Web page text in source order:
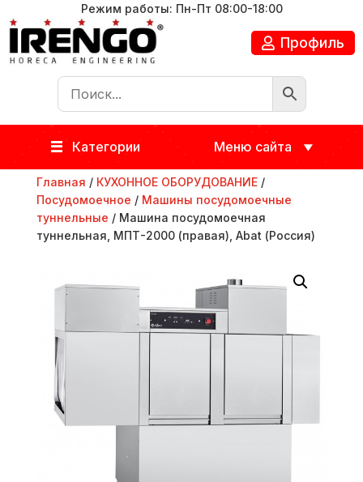
Режим работы: Пн-Пт 08:00-18:00
Профиль
Категории Меню сайта
Главная / КУХОННОЕ ОБОРУДОВАНИЕ/
Посудомоечное / Машины посудомоечные
туннельные / Машина посудомоечная
туннельная, МПТ-2000 (правая), Abat (Россия)